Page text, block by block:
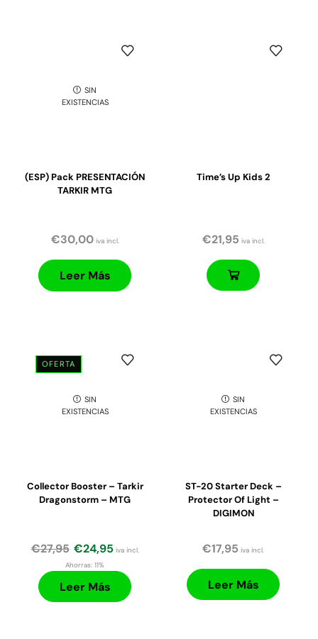
SIN
EXISTENCIAS
(ESP) Pack PRESENTACIÓN
TARKIR MTG
€30,00 iva incl.
Leer Más
Time’s Up Kids 2
€21,95 iva incl.
OFERTA
SIN
EXISTENCIAS
Collector Booster – Tarkir
Dragonstorm – MTG
€27,95 €24,95 iva incl.
Ahorras: 11%
Leer Más
SIN
EXISTENCIAS
ST-20 Starter Deck –
Protector Of Light –
DIGIMON
€17,95 iva incl.
Leer Más